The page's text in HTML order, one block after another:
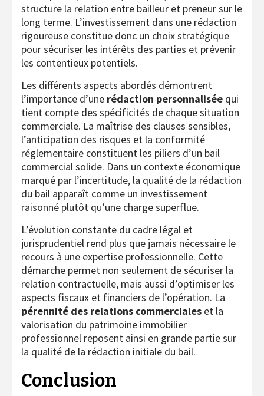
structure la relation entre bailleur et preneur sur le
long terme. L’investissement dans une rédaction
rigoureuse constitue donc un choix stratégique
pour sécuriser les intérêts des parties et prévenir
les contentieux potentiels.
Les différents aspects abordés démontrent
l’importance d’une rédaction personnalisée qui
tient compte des spécificités de chaque situation
commerciale. La maîtrise des clauses sensibles,
l’anticipation des risques et la conformité
réglementaire constituent les piliers d’un bail
commercial solide. Dans un contexte économique
marqué par l’incertitude, la qualité de la rédaction
du bail apparaît comme un investissement
raisonné plutôt qu’une charge superflue.
L’évolution constante du cadre légal et
jurisprudentiel rend plus que jamais nécessaire le
recours à une expertise professionnelle. Cette
démarche permet non seulement de sécuriser la
relation contractuelle, mais aussi d’optimiser les
aspects fiscaux et financiers de l’opération. La
pérennité des relations commerciales et la
valorisation du patrimoine immobilier
professionnel reposent ainsi en grande partie sur
la qualité de la rédaction initiale du bail.
Conclusion